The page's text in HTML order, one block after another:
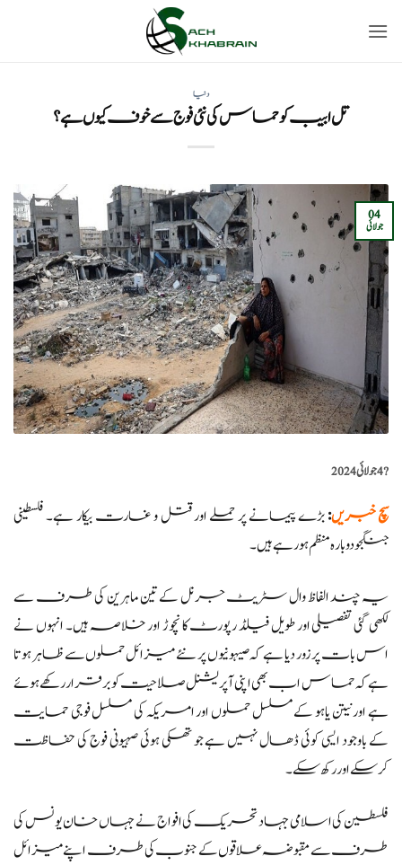
دنیا
تل ابیب کو حماس کی نئی فوج سے خوف کیوں ہے؟
04
جولائی
?️4 جولائی 2024
سچ خبریں:بڑے پیمانے پر حملے اور قتل و غارت بیکار ہے۔ فلسطینی
جنگجو دوبارہ منظم ہو رہے ہیں۔
یہ چند الفاظ وال سٹریٹ جرنل کے تین ماہرین کی طرف سے
لکھی گئی تفصیلی اور طویل فیلڈ رپورٹ کا نچوڑ اور خلاصہ ہیں۔ انہوں نے
اس بات پر زور دیا ہے کہ صیہونیوں پر نئے میزائل حملوں سے ظاہر ہوتا
ہے کہ حماس اب بھی اپنی آپریشنل صلاحیت کو برقرار رکھے ہوئے
ہے اور نیتن یاہو کے مسلسل حملوں اور امریکہ کی مسلسل فوجی حمایت
کے باوجود ایسی کوئی ڈھال نہیں ہے جو تھکی ہوئی صہیونی فوج کی حفاظت
کرسکے اور رکھ سکے۔
فلسطین کی اسلامی جہاد تحریک کی افواج نے جہاں خان یونس کی
طرف سے مقبوضہ علاقوں کے جنوب کی طرف اپنے میزائل